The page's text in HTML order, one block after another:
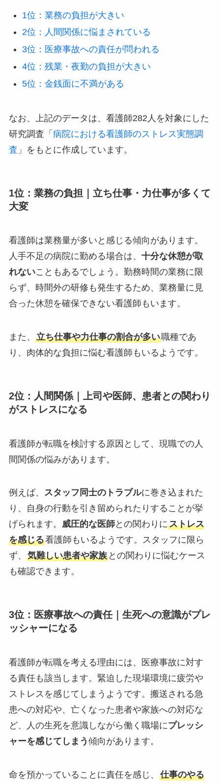
1位：業務の負担が大きい
2位：人間関係に悩まされている
3位：医療事故への責任が問われる
4位：残業・夜勤の負担が大きい
5位：金銭面に不満がある
なお、上記のデータは、看護師282人を対象にした
研究調査「 病院における看護師のストレス実態調
査 」をもとに作成しています。
1位：業務の負担｜ 立ち仕事・力仕事が多くて
大変
看護師は業務量が多いと感じる傾向があります。
人手不足の病院に勤める場合は、 十分な休憩が取
れないこともあるでしょう。勤務時間の業務に限
らず、時間外の研修も発生するため、業務量に見
合った休憩を確保できない看護師もいます。
また、 立ち仕事や力仕事の割合が多い職種であ
り、肉体的な負担に悩む看護師もいるようです。
2位：人間関係｜ 上司や医師、患者との関わり
がストレスになる
看護師が転職を検討する原因として、現職での人
間関係の悩みがあります。
例えば、 スタッフ同士のトラブルに巻き込まれた
り、自身の行動を引き留められたりすることが挙
げられます。 威圧的な医師との関わりにストレス
を感じる看護師もいるようです。スタッフに限ら
ず、 気難しい患者や家族との関わりに悩むケース
も確認できます。
3位：医療事故への責任｜ 生死への意識がプレ
ッシャーになる
看護師が転職を考える理由には、医療事故に対す
る責任も該当します。緊迫した現場環境に疲労や
ストレスを感じてしまうようです。搬送される急
患への対応や、亡くなった患者や家族への対応な
ど、人の生死を意識しながら働く職場にプレッシ
ャーを感じてしまう 傾向があります。
命を預かっていることに責任を感じ、 仕事のやる